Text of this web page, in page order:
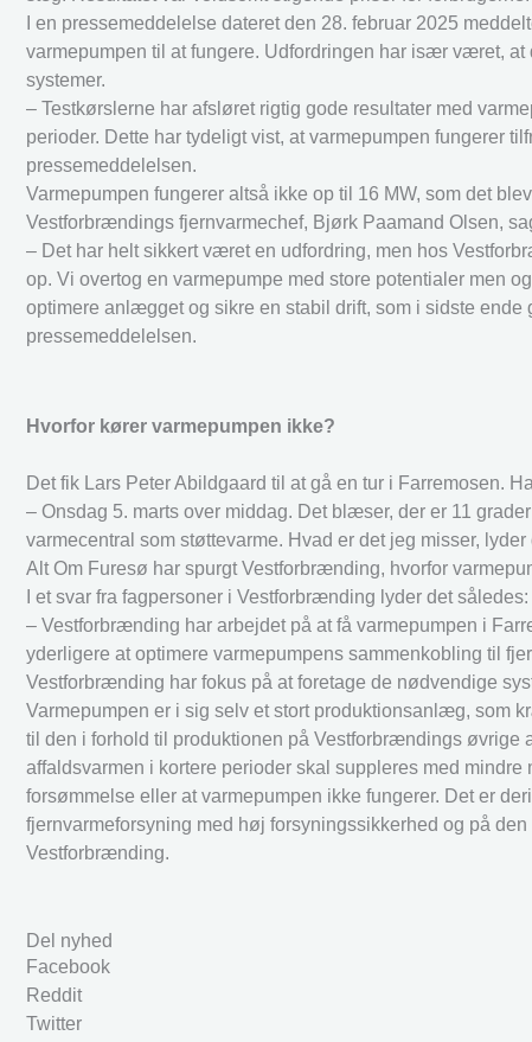
I en pressemeddelelse dateret den 28. februar 2025
varmepumpen til at fungere. Udfordringen har især været,
systemer.
– Testkørslerne har afsløret rigtig gode resultater med
perioder. Dette har tydeligt vist, at varmepumpen fungerer
pressemeddelelsen.
Varmepumpen fungerer altså ikke op til 16 MW, som det
Vestforbrændings fjernvarmechef, Bjørk Paamand Olsen,
– Det har helt sikkert været en udfordring, men hos
op. Vi overtog en varmepumpe med store potentialer men
optimere anlægget og sikre en stabil drift, som i sidste
pressemeddelelsen.
Hvorfor kører varmepumpen ikke?
Det fik Lars Peter Abildgaard til at gå en tur i Farremosen.
– Onsdag 5. marts over middag. Det blæser, der er 11
varmecentral som støttevarme. Hvad er det jeg misser,
Alt Om Furesø har spurgt Vestforbrænding, hvorfor
I et svar fra fagpersoner i Vestforbrænding lyder det således:
– Vestforbrænding har arbejdet på at få varmepumpen i
yderligere at optimere varmepumpens sammenkobling til
Vestforbrænding har fokus på at foretage de nødvendige
Varmepumpen er i sig selv et stort produktionsanlæg, som
til den i forhold til produktionen på Vestforbrændings
affaldsvarmen i kortere perioder skal suppleres med
forsømmelse eller at varmepumpen ikke fungerer. Det er
fjernvarmeforsyning med høj forsyningssikkerhed og på
Vestforbrænding.
Del nyhed
Facebook
Reddit
Twitter